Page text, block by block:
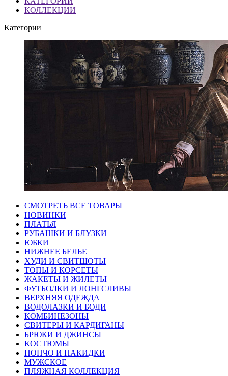
КОЛЛЕКЦИИ
Категории
СМОТРЕТЬ ВСЕ ТОВАРЫ
НОВИНКИ
ПЛАТЬЯ
РУБАШКИ И БЛУЗКИ
ЮБКИ
НИЖНЕЕ БЕЛЬЕ
ХУДИ И СВИТШОТЫ
ТОПЫ И КОРСЕТЫ
ЖАКЕТЫ И ЖИЛЕТЫ
ФУТБОЛКИ И ЛОНГСЛИВЫ
ВЕРХНЯЯ ОДЕЖДА
ВОДОЛАЗКИ И БОДИ
КОМБИНЕЗОНЫ
СВИТЕРЫ И КАРДИГАНЫ
БРЮКИ И ДЖИНСЫ
КОСТЮМЫ
ПОНЧО И НАКИДКИ
МУЖСКОЕ
ПЛЯЖНАЯ КОЛЛЕКЦИЯ